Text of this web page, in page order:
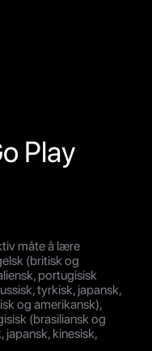
Play
måte å lære
(britisk og
portugisisk
tyrkisk, japansk,
og amerikansk),
(brasiliansk og
japansk, kinesisk,